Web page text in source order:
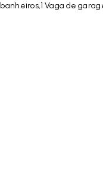
Vaga de